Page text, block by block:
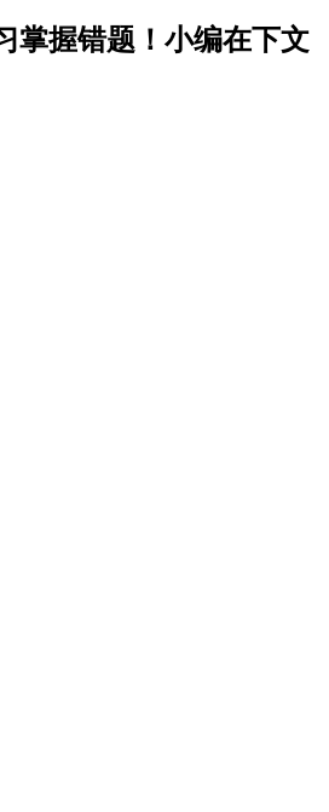
掌握错题！小编在下文